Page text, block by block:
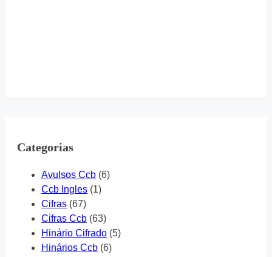
Categorias
Avulsos Ccb (6)
Ccb Ingles (1)
Cifras (67)
Cifras Ccb (63)
Hinário Cifrado (5)
Hinários Ccb (6)